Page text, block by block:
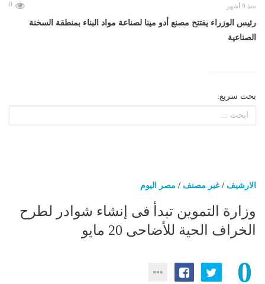
منذ 9 أشهر 0
رئيس الوزراء يفتتح مصنع أدو مينا لصناعة مواد البناء بمنطقة السخنة
الصناعية
بحث سريع:
الارشيف /غير مصنف / مصر اليوم
وزارة التموين تبدأ فى إنشاء شوادر لطرح
الخراف الحية للأضاحى 20 مايو
0